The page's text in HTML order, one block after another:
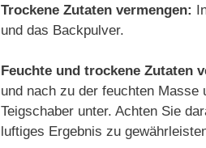
Trockene Zutaten vermengen:
und das Backpulver.
Feuchte und trockene Zutaten
und nach zu der feuchten
Teigschaber unter. Achten Sie
luftiges Ergebnis zu